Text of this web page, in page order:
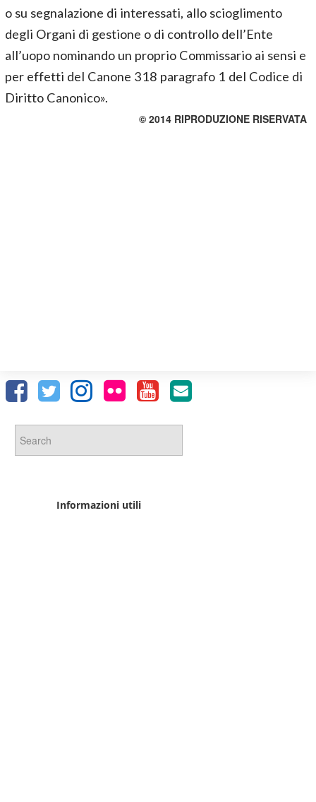
o su segnalazione di interessati, allo scioglimento
degli Organi di gestione o di controllo dell’Ente
all’uopo nominando un proprio Commissario ai sensi e
per effetti del Canone 318 paragrafo 1 del Codice di
Diritto Canonico».
© 2014 RIPRODUZIONE RISERVATA
Informazioni utili